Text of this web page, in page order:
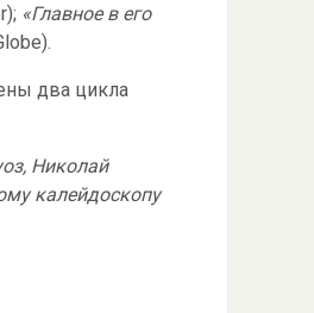
«Главное в его
два цикла
Николай
калейдоскопу